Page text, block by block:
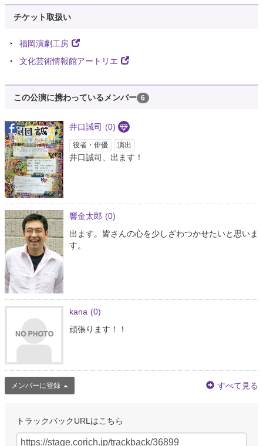
チケット取扱い
福岡演劇工房
文化芸術情報館アートリエ
この公演に携わっているメンバー 6
井口誠司 (0)
役者・俳優 演出
井口誠司、出ます！
響金太郎 (0)
出ます。皆さんの心を少しざわつかせたいと思いま
す。
kana (0)
頑張ります！！
メンバーに登録 すべて見る
トラックバックURLはこちら